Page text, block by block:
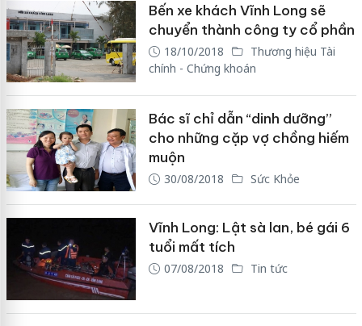
Bến xe khách Vĩnh Long sẽ
chuyển thành công ty cổ phần
18/10/2018
Thương hiệu Tài
chính - Chứng khoán
Bác sĩ chỉ dẫn “dinh dưỡng”
cho những cặp vợ chồng hiếm
muộn
30/08/2018 Sức Khỏe
Vĩnh Long: Lật sà lan, bé gái 6
tuổi mất tích
07/08/2018 Tin tức